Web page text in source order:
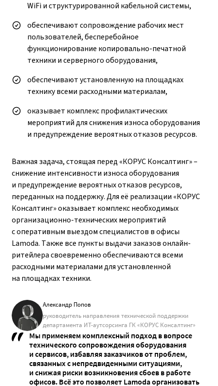
WiFi и структурированной кабельной системы,
обеспечивают сопровождение рабочих мест
пользователей, бесперебойное
функционирование копировально-печатной
техники и серверного оборудования,
обеспечивают установленную на площадках
технику всеми расходными материалам,
оказывает комплекс профилактических
мероприятий для снижения износа оборудования
и предупреждение вероятных отказов ресурсов.
Важная задача, стоящая перед «КОРУС Консалтинг» –
снижение интенсивности износа оборудования
и предупреждение вероятных отказов ресурсов,
переданных на поддержку. Для её реализации «КОРУС
Консалтинг» оказывает комплекс необходимых
организационно-технических мероприятий
с оперативным выездом специалистов в офисы
Lamoda. Также все пункты выдачи заказов онлайн-
ритейлера своевременно обеспечиваются всеми
расходными материалами для установленной
на площадках техники.
Александр Попов
руководитель направления технической поддержки
департамента ИТ-аутсорсинга ГК «КОРУС Консалтинг»
Мы применяем комплексный подход в вопросе
технического сопровождения оборудования
и сервисов, избавляя заказчиков от проблем,
связанных с непредвиденными ситуациями,
и снижая риски возникновения сбоев в работе
офисов. Всё это позволяет Lamoda организовать